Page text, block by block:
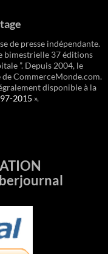
de presse indépendante.
bimestrielle 37 éditions
”. Depuis 2004, le
CommerceMonde.com.
disponible à la
2015 ».